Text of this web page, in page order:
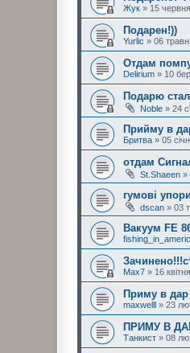
Жук » 15
Подарен!))
Yurlic » 06
Отдам
Delirium » 10
Подарю
Noble » 24
Прийму в
Бритва » 05
отдам
St.Shaeen »
гумові
dscan » 03
Вакуум FE
Max7 » 16
Приму в
maxwelll » 23
ПРИМУ В
Танкист » 08